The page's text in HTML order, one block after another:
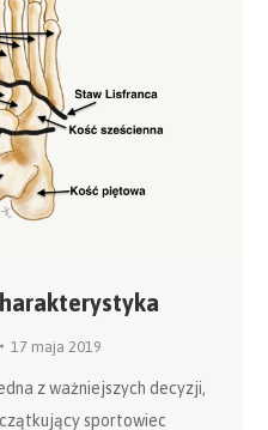
17 maja 2019
z ważniejszych decyzji,
sportowiec